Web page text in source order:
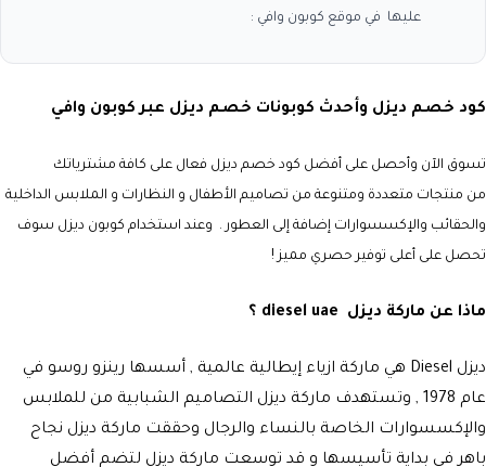
عليها في موقع كوبون وافي :
كود خصم ديزل وأحدث كوبونات خصم ديزل عبر كوبون وافي
تسوق الآن وأحصل على أفضل كود خصم ديزل فعال على كافة مشترياتك
من منتجات متعددة ومتنوعة من تصاميم الأطفال و النظارات و الملابس الداخلية
والحقائب والإكسسوارات إضافة إلى العطور . وعند استخدام كوبون ديزل سوف
تحصل على أعلى توفير حصري مميز !
ماذا عن ماركة ديزل diesel uae ؟
ديزل Diesel هي ماركة ازياء إيطالية عالمية , أسسها رينزو روسو في
عام 1978 , وتستهدف ماركة ديزل التصاميم الشبابية من للملابس
والإكسسوارات الخاصة بالنساء والرجال وحققت ماركة ديزل نجاح
باهر في بداية تأسيسها و قد توسعت ماركة ديزل لتضم أفضل